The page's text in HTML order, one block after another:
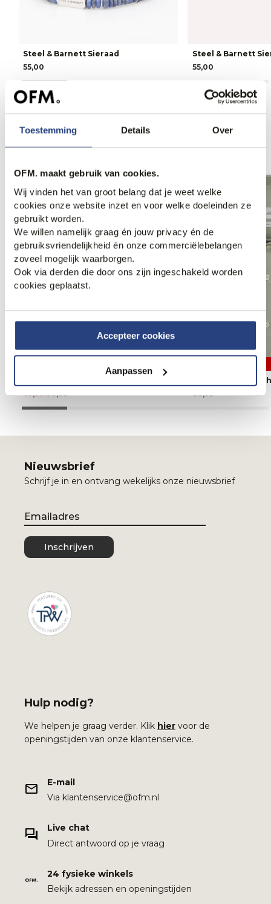
Toestemming Details Over
OFM. maakt gebruik van cookies.
Wij vinden het van groot belang dat je weet welke
cookies onze website inzet en voor welke doeleinden ze
gebruikt worden.
We willen namelijk graag én jouw privacy én de
gebruiksvriendelijkheid én onze commerciëlebelangen
zoveel mogelijk waarborgen.
Ook via derden die door ons zijn ingeschakeld worden
cookies geplaatst.
Accepteer cookies
Aanpassen
Steel & Barnett Sieraad
55,00
Steel & Barnett
55,00
Anderen bekeken ook
139,99
69,95
Profuomo Dress
89,95
Nieuwsbrief
Schrijf je in en ontvang wekelijks onze nieuwsbrief
Email
Inschrijven
Hulp nodig?
We helpen je graag verder. Klik hier voor de
openingstijden van onze klantenservice.
E-mail
Via klantenservice@ofm.nl
Live chat
Direct antwoord op je vraag
24 fysieke winkels
Bekijk adressen en openingstijden